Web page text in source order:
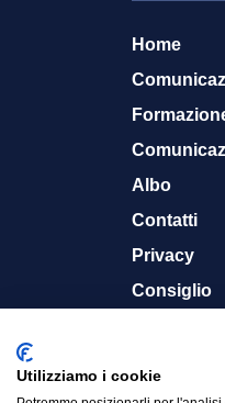
Home
Albo
Contatti
Privacy
Consiglio
Utilizziamo i cookie